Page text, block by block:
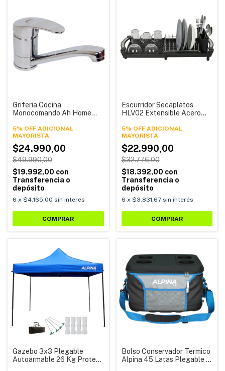
Griferia Cocina
Monocomando Ah Home
Ah007 Alpina
5% OFF ADICIONAL
$24.990,00
$49.990,00
$19.992,00 con
Transferencia o
depósito
6 x $4.165,00 sin interés
COMPRAR
Escurridor Secaplatos
HLV02 Extensible Acero
5% OFF ADICIONAL
$22.990,00
$32.776,00
$18.392,00 con
Transferencia o
depósito
6 x $3.831,67 sin interés
Gazebo 3x3 Plegable
Autoarmable 26 Kg Protent
Bolso Conservador Termico
Alpina 45 Latas Plegable 8